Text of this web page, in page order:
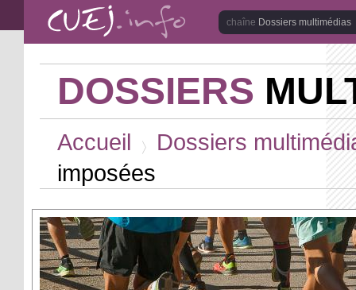
Aller au contenu principal
Dossiers multimédias
DOSSIERS
Accueil
Dossiers
imposées